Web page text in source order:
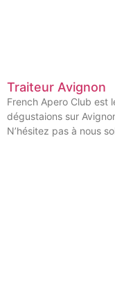
Traiteur Avignon
French Apero Club est
dégustaions sur
N’hésitez pas à nous